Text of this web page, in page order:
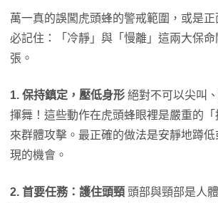
萬一真的誤闖虎頭蜂的警戒範圍，或是
必記住：「冷靜」與「慢離」這兩大保
張。
1. 保持鎮定，壓低身形 絕對不可以尖叫
揮舞！這些動作在虎頭蜂眼裡是嚴重的
來群體攻擊。最正確的做法是安靜地蹲
現的機會。
2. 首要任務：護住頭頸 頭部與頸部是人